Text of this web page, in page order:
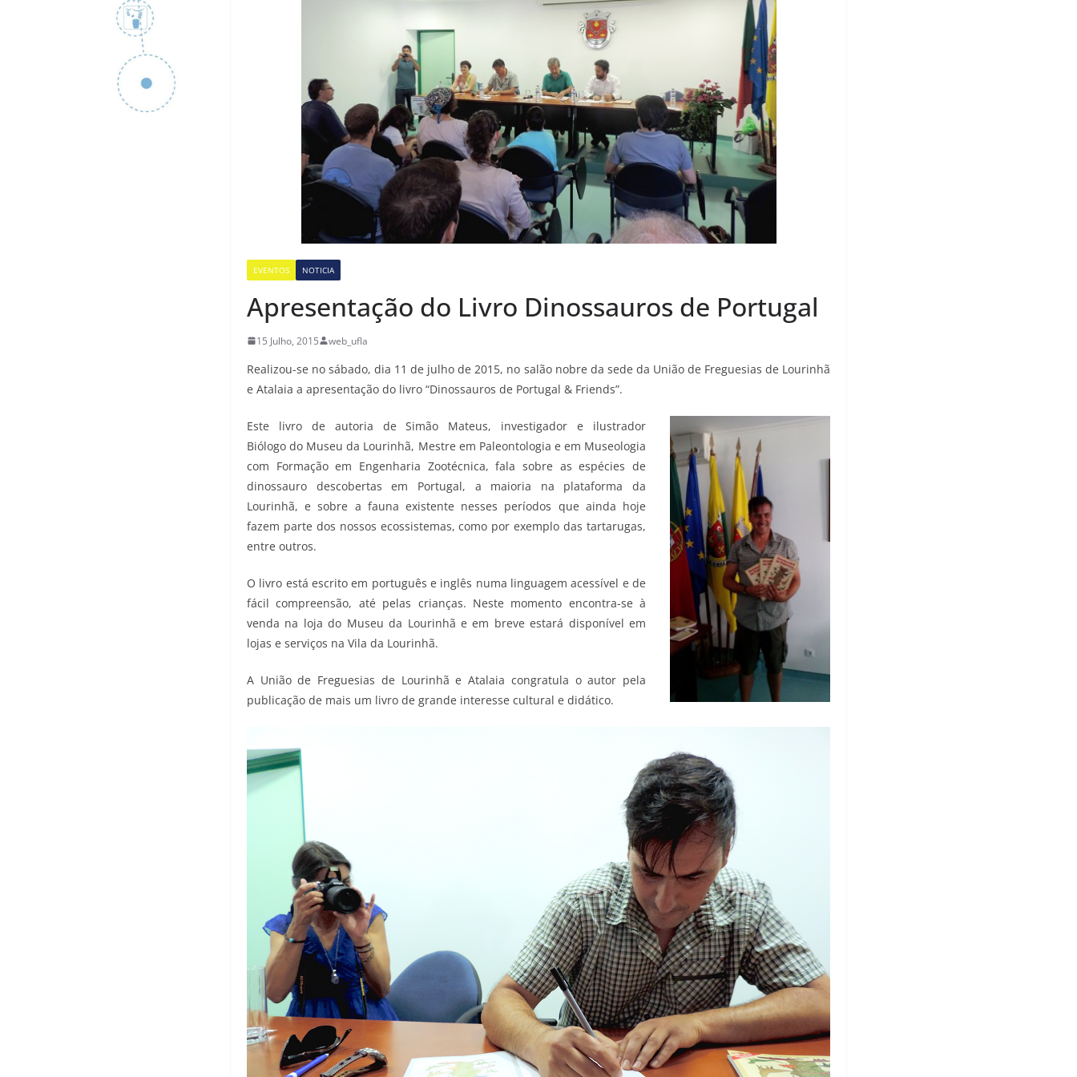
EVENTOS NOTICIA
Apresentação do Livro Dinossauros de Portugal
15 Julho, 2015 web_ufla
Realizou-se no sábado, dia 11 de julho de 2015, no salão nobre da sede da União de Freguesias de Lourinhã
e Atalaia a apresentação do livro “Dinossauros de Portugal & Friends”.
Este livro de autoria de Simão Mateus, investigador e ilustrador
Biólogo do Museu da Lourinhã, Mestre em Paleontologia e em Museologia
com Formação em Engenharia Zootécnica, fala sobre as espécies de
dinossauro descobertas em Portugal, a maioria na plataforma da
Lourinhã, e sobre a fauna existente nesses períodos que ainda hoje
fazem parte dos nossos ecossistemas, como por exemplo das tartarugas,
entre outros.
O livro está escrito em português e inglês numa linguagem acessível e de
fácil compreensão, até pelas crianças. Neste momento encontra-se à
venda na loja do Museu da Lourinhã e em breve estará disponível em
lojas e serviços na Vila da Lourinhã.
A União de Freguesias de Lourinhã e Atalaia congratula o autor pela
publicação de mais um livro de grande interesse cultural e didático.